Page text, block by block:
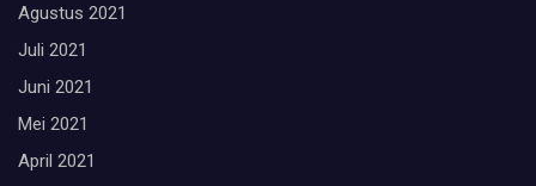
Agustus 2021
Juli 2021
Juni 2021
Mei 2021
April 2021